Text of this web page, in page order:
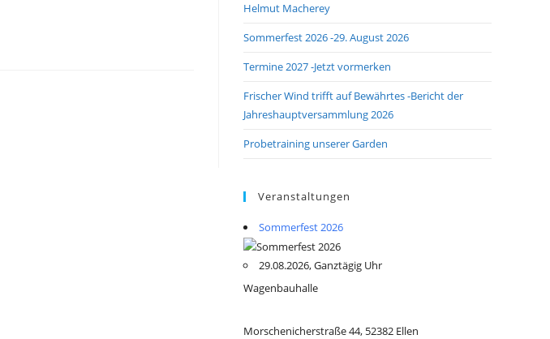
Helmut Macherey
Sommerfest 2026 -29. August 2026
Termine 2027 -Jetzt vormerken
Frischer Wind trifft auf Bewährtes -Bericht der
Jahreshauptversammlung 2026
Probetraining unserer Garden
Veranstaltungen
Sommerfest 2026
29.08.2026, Ganztägig Uhr
Wagenbauhalle
Morschenicherstraße 44, 52382 Ellen